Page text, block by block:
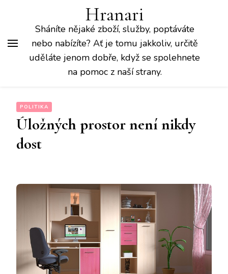
Hranari
Sháníte nějaké zboží, služby, poptáváte
nebo nabízíte? Ať je tomu jakkoliv, určitě
uděláte jenom dobře, když se spolehnete
na pomoc z naší strany.
POLITIKA
Úložných prostor není nikdy
dost